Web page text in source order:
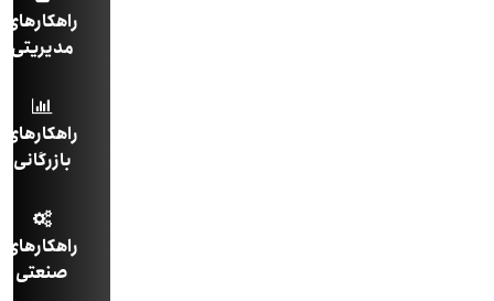
راهکارهای
مدیریتی
راهکارهای
بازرگانی
راهکارهای
صنعتی